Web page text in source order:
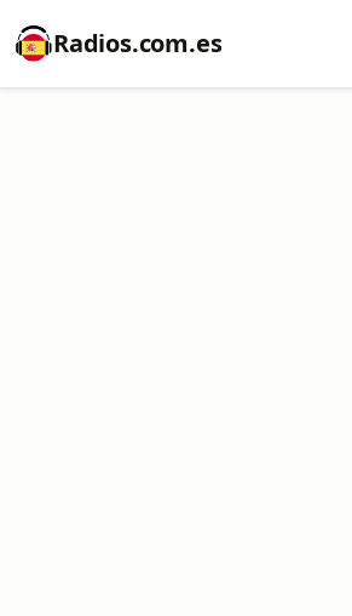
Radios.com.es